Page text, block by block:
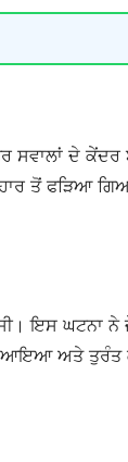
ਸਵਾਲਾਂ ਦੇ
ਤੋਂ ਫੜਿਆ
ਇਸ ਘਟਨਾ
ਆਇਆ ਅਤੇ ਤੁਰੰਤ